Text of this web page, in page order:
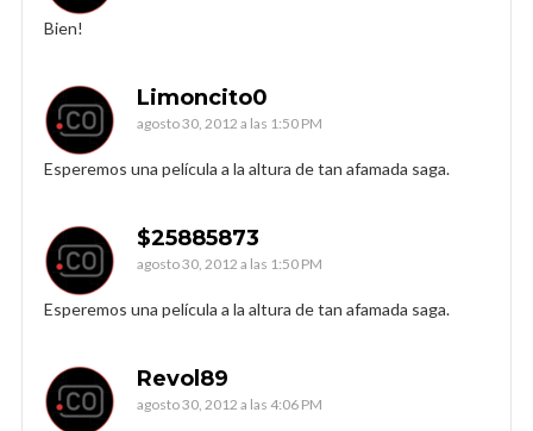
Bien!
Limoncito0
agosto 30, 2012 a las 1:50 PM
Esperemos una película a la altura de tan afamada saga.
$25885873
agosto 30, 2012 a las 1:50 PM
Esperemos una película a la altura de tan afamada saga.
Revol89
agosto 30, 2012 a las 4:06 PM